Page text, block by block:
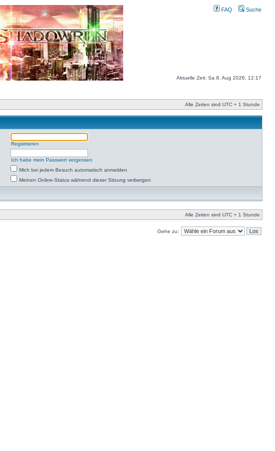
FAQ Suche
Aktuelle Zeit: Sa 8. Aug 2026, 12:17
Alle Zeiten sind UTC + 1 Stunde
Registrieren
Ich habe mein Passwort vergessen
Mich bei jedem Besuch automatisch anmelden
Meinen Online-Status während dieser Sitzung verbergen
Alle Zeiten sind UTC + 1 Stunde
Gehe zu: